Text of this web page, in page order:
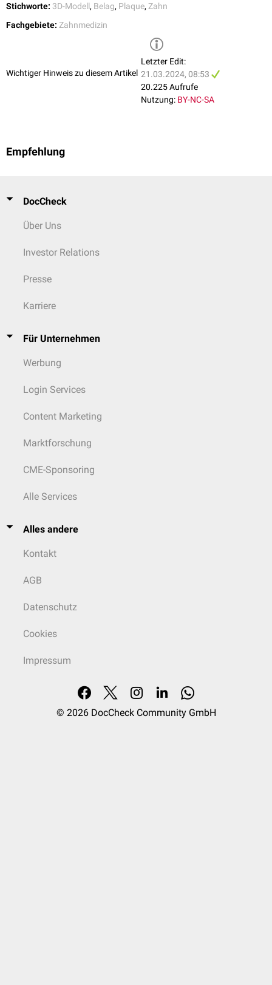
Ältere Plaque
Bakterien
4.-9. Tag: Komplexere Flora mit Stäbchen und
7.-14. Tag: Vibrionen Spirochäten gramnegative
Während akuter Phasen kommt es zu einer Zunahme
Aggregatibacter
Stichworte: 3D-Modell, Belag, Plaque, Zahn
Fachgebiete: Zahnmedizin
Wichtiger Hinweis zu diesem Artikel
Letzter Edit:
21.03.2024, 08:53
20.225 Aufrufe
Nutzung: BY-NC-SA
Empfehlung
DocCheck
Über Uns
Investor Relations
Presse
Karriere
Für Unternehmen
Werbung
Login Services
Content Marketing
Marktforschung
CME-Sponsoring
Alle Services
Alles andere
Kontakt
AGB
Datenschutz
Cookies
Impressum
© 2026 DocCheck Community GmbH